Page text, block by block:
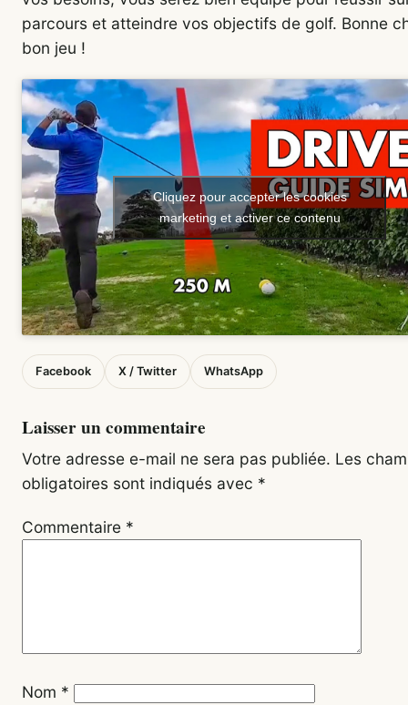
parcours et atteindre vos objectifs de golf. Bonne
bon jeu !
Cliquez pour accepter les cookies
marketing et activer ce contenu
Facebook X / Twitter WhatsApp
Laisser un commentaire
Votre adresse e-mail ne sera pas publiée. Les
obligatoires sont indiqués avec *
Commentaire *
Nom *